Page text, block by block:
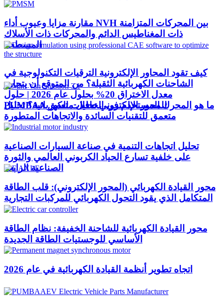
مقارنة مزايا وعيوب أداء NVH بين المحركات المتزامنة
ذات المغناطيس الدائم والمحركات ذات الأسلاك
المسطحة
كيف تقود المحاور الإلكترونية الترقيات التكنولوجية في
الشاحنات الكهربائية الثقيلة؟ من المتوقع أن يتجاوز
معدل الاختراق 20% بحلول عام 2026 | حلول
PUMBAA للمحور الإلكتروني تحليل متعمق
ما هو المحرك المستخدم في الحافلات الكهربائية؟ تحليل
متعمق للتقنيات السائدة والاتجاهات المتطورة
تحليل اتجاهات التنمية في صناعة السيارات الصناعية
على خلفية تسارع الحياد الكربوني العالمي والثورة
الصناعية الرابعة
محور القيادة الكهربائي (المحور الإلكتروني): قلب الطاقة
المتكامل الذي يقود التحول الكهربائي للمركبات التجارية
محور القيادة الكهربائية للشاحنة الخفيفة: نظام الطاقة
الأساسي للوجستيات الطاقة الجديدة
اتجاه تطوير أنظمة القيادة الكهربائية في عام 2026